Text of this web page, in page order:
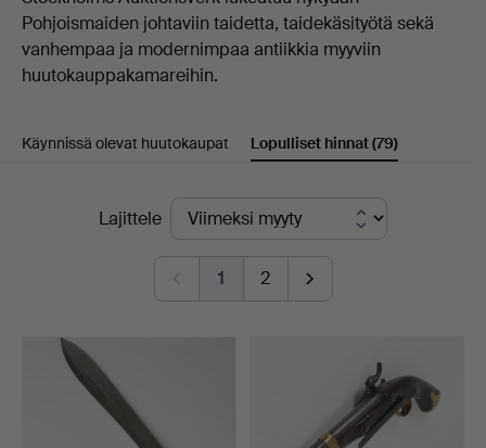
Pohjoismaiden johtaviin taidetta, taidekäsityötä sekä
vanhempaa ja modernimpaa antiikkia myyviin
huutokauppakamareihin.
Käynnissä olevat huutokaupat Lopulliset hinnat(79)
LopullisetLajittele
1 2